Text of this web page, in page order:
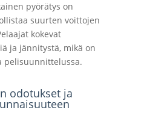
pyörätys on
suurten voittojen
kokevat
ja jännitystä, mikä on
pelisuunnittelussa.
odotukset ja